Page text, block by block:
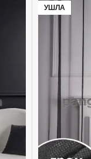
УШЛА